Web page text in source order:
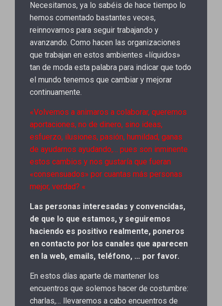
Necesitamos, ya lo sabéis de hace tiempo lo
hemos comentado bastantes veces,
reinnovarnos para seguir trabajando y
avanzando. Como hacen las organizaciones
que trabajan en estos ambientes «líquidos»
tan de moda esta palabra para indicar que todo
el mundo tenemos que cambiar y mejorar
continuamente.
«Volvemos a animaros a colaborar, queremos
aportaciones, no de dinero, sino ideas,
esfuerzo, ilusiones, pasión, humildad, ganas
de ayudarnos ayudando,… pues son inminente
estos cambios y nos gustaría que fueran
«consensuados» por cuantas más personas
mejor, verdad? «
Las personas interesadas y convencidas,
de que lo que estamos, y seguiremos
haciendo es positivo realmente, poneros
en contacto por los canales que aparecen
en la web, emails, teléfono, … por favor.
En estos días aparte de mantener los
encuentros que solemos hacer de costumbre:
charlas,… llevaremos a cabo encuentros de